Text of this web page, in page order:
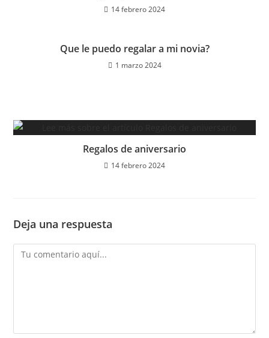
14 febrero 2024
Que le puedo regalar a mi novia?
1 marzo 2024
Regalos de aniversario
14 febrero 2024
Deja una respuesta